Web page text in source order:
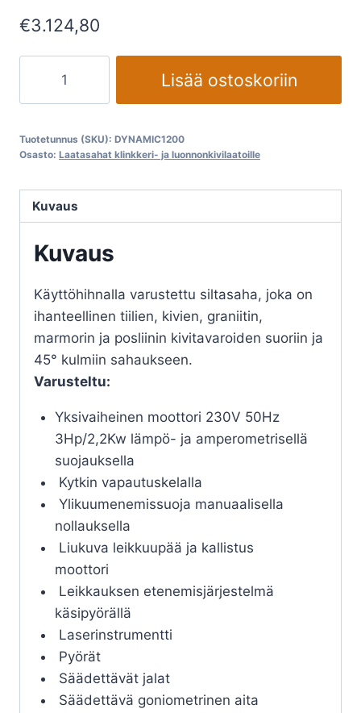
€3.124,80
DYNAMIC
laserilla
Lisää ostoskoriin
Tuotetunnus (SKU): DYNAMIC1200
Osasto: Laatasahat klinkkeri- ja luonnonkivilaatoille
Kuvaus
Kuvaus
Käyttöhihnalla varustettu siltasaha, joka on
ihanteellinen tiilien, kivien, graniitin,
marmorin ja posliinin kivitavaroiden suoriin ja
45° kulmiin sahaukseen.
Varusteltu:
Yksivaiheinen moottori 230V 50Hz
3Hp/2,2Kw lämpö- ja amperometrisellä
suojauksella
Kytkin vapautuskelalla
Ylikuumenemissuoja manuaalisella
nollauksella
Liukuva leikkuupää ja kallistus
moottori
Leikkauksen etenemisjärjestelmä
käsipyörällä
Laserinstrumentti
Pyörät
Säädettävät jalat
Säädettävä goniometrinen aita